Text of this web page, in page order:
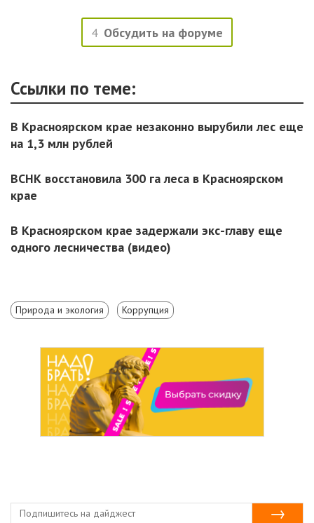
4 Обсудить на форуме
Ссылки по теме:
В Красноярском крае незаконно вырубили лес еще
на 1,3 млн рублей
ВСНК восстановила 300 га леса в Красноярском
крае
В Красноярском крае задержали экс-главу еще
одного лесничества (видео)
Природа и экология Коррупция